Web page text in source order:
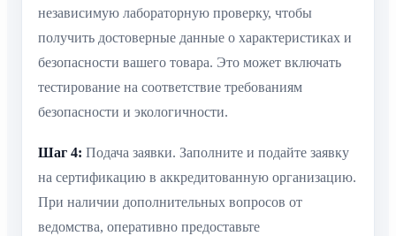
независимую лабораторную проверку, чтобы
получить достоверные данные о характеристиках и
безопасности вашего товара. Это может включать
тестирование на соответствие требованиям
безопасности и экологичности.
Шаг 4: Подача заявки. Заполните и подайте заявку
на сертификацию в аккредитованную организацию.
При наличии дополнительных вопросов от
ведомства, оперативно предоставьте